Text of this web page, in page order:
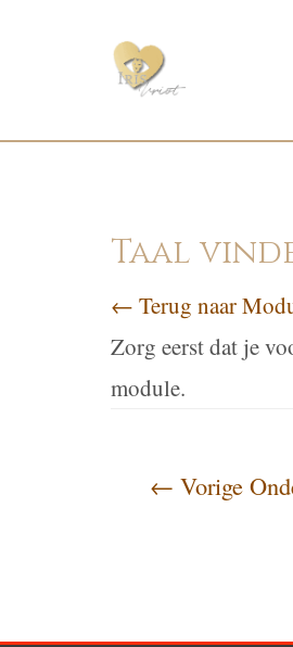
Taal
← Terug naar
Zorg eerst dat je
module.
← Vorige